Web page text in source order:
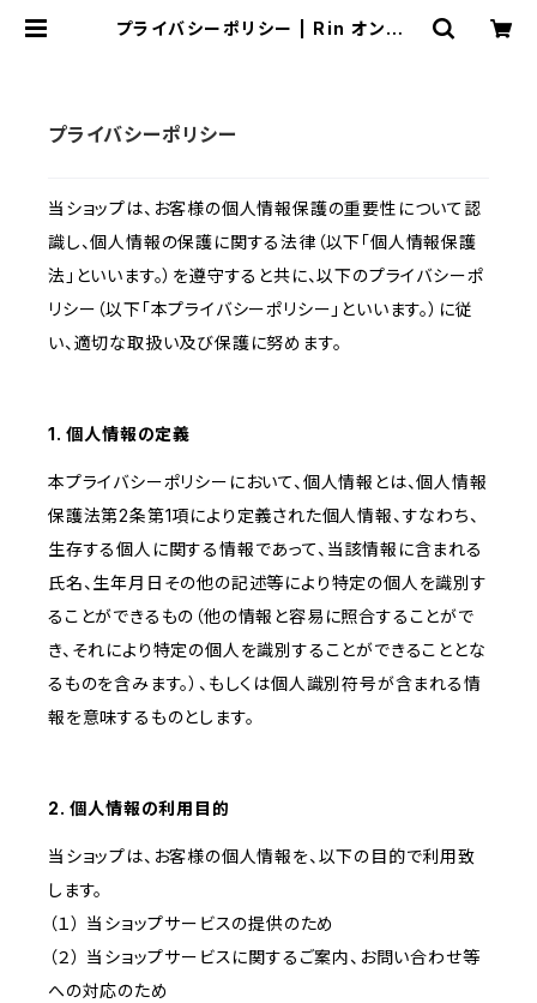
プライバシーポリシー | Rin オンライ
プライバシーポリシー
当ショップは、お客様の個人情報保護の重要性について認
識し、個人情報の保護に関する法律（以下「個人情報保護
法」といいます。）を遵守すると共に、以下のプライバシーポ
リシー（以下「本プライバシーポリシー」といいます。）に従
い、適切な取扱い及び保護に努めます。
1. 個人情報の定義
本プライバシーポリシーにおいて、個人情報とは、個人情報
保護法第2条第1項により定義された個人情報、すなわち、
生存する個人に関する情報であって、当該情報に含まれる
氏名、生年月日その他の記述等により特定の個人を識別す
ることができるもの（他の情報と容易に照合することがで
き、それにより特定の個人を識別することができることとな
るものを含みます。）、もしくは個人識別符号が含まれる情
報を意味するものとします。
2. 個人情報の利用目的
当ショップは、お客様の個人情報を、以下の目的で利用致
します。
（１） 当ショップサービスの提供のため
（２） 当ショップサービスに関するご案内、お問い合わせ等
への対応のため